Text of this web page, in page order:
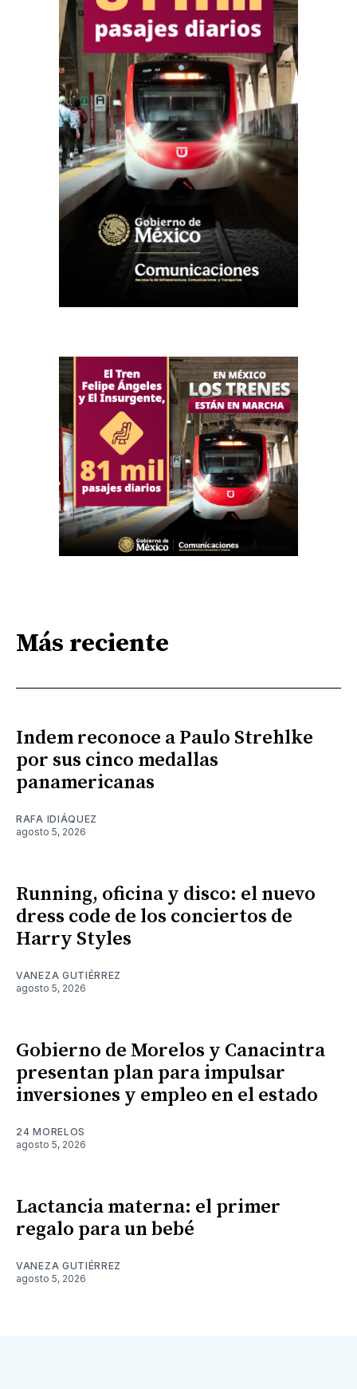
Más reciente
Indem reconoce a Paulo Strehlke
por sus cinco medallas
panamericanas
RAFA IDIÁQUEZ
agosto 5, 2026
Running, oficina y disco: el nuevo
dress code de los conciertos de
Harry Styles
VANEZA GUTIÉRREZ
agosto 5, 2026
Gobierno de Morelos y Canacintra
presentan plan para impulsar
inversiones y empleo en el estado
24 MORELOS
agosto 5, 2026
Lactancia materna: el primer
regalo para un bebé
VANEZA GUTIÉRREZ
agosto 5, 2026